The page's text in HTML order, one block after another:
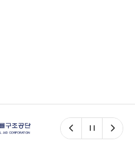
이전 일시정지다음